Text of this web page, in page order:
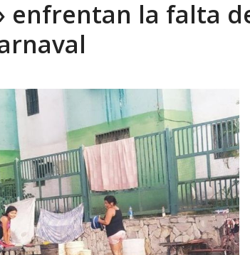
Ángel León R AGOSTO 8, 2026
enfrentan la falta